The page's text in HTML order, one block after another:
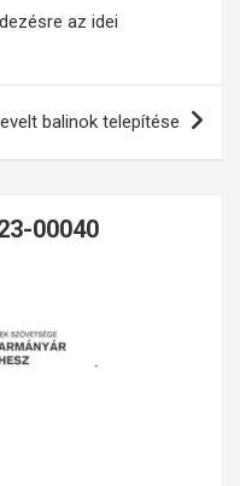
az idei
balinok telepítése
00040